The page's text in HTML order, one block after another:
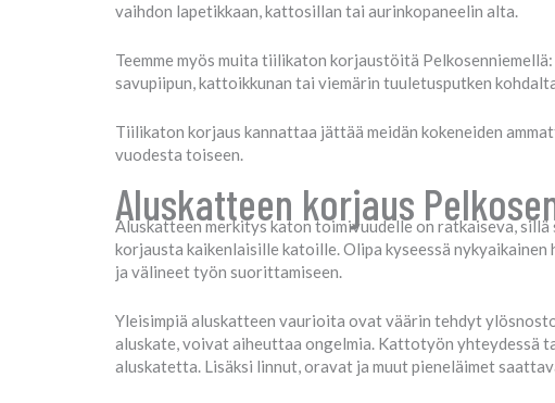
vaihdon lapetikkaan, kattosillan tai aurinkopaneelin alta.
Teemme myös muita tiilikaton korjaustöitä
savupiipun, kattoikkunan tai viemärin tuuletusputken
Tiilikaton korjaus kannattaa jättää meidän kokeneiden
vuodesta toiseen.
Aluskatteen korjaus
Aluskatteen merkitys katon toimivuudelle on ratkaiseva,
korjausta kaikenlaisille katoille. Olipa kyseessä
ja välineet työn suorittamiseen.
Yleisimpiä aluskatteen vaurioita ovat väärin tehdyt
aluskate, voivat aiheuttaa ongelmia. Kattotyön
aluskatetta. Lisäksi linnut, oravat ja muut pieneläimet